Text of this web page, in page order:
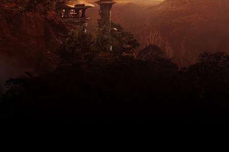
Utilisez l'adresse suivante pour accéder au calendrier des évènements depuis d'autres
charge le format iCal.